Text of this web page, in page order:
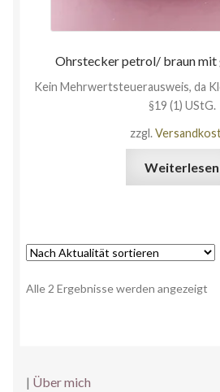
Ohrstecker petrol/ braun mit
Kein Mehrwertsteuerausweis, da
§19 (1) UStG.
zzgl.
Weiterlesen
Alle 2 Ergebnisse werden angezeigt
| Über mich